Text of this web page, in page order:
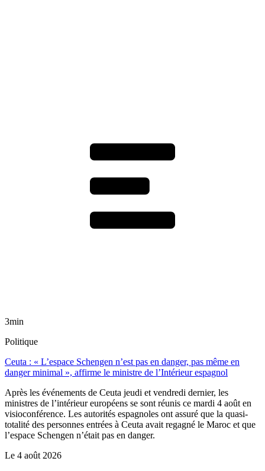
3min
Politique
Ceuta : « L’espace Schengen n’est pas en danger, pas même en
danger minimal », affirme le ministre de l’Intérieur espagnol
Après les événements de Ceuta jeudi et vendredi dernier, les
ministres de l’intérieur européens se sont réunis ce mardi 4 août en
visioconférence. Les autorités espagnoles ont assuré que la quasi-
totalité des personnes entrées à Ceuta avait regagné le Maroc et que
l’espace Schengen n’était pas en danger.
Le 4 août 2026